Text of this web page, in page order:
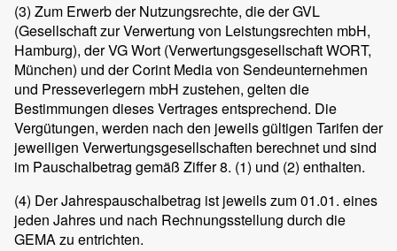
(3) Zum Erwerb der Nutzungsrechte, die der GVL
(Gesellschaft zur Verwertung von Leistungsrechten mbH,
Hamburg), der VG Wort (Verwertungsgesellschaft WORT,
München) und der Corint Media von Sendeunternehmen
und Presseverlegern mbH zustehen, gelten die
Bestimmungen dieses Vertrages entsprechend. Die
Vergütungen, werden nach den jeweils gültigen Tarifen der
jeweiligen Verwertungsgesellschaften berechnet und sind
im Pauschalbetrag gemäß Ziffer 8. (1) und (2) enthalten.
(4) Der Jahrespauschalbetrag ist jeweils zum 01.01. eines
jeden Jahres und nach Rechnungsstellung durch die
GEMA zu entrichten.